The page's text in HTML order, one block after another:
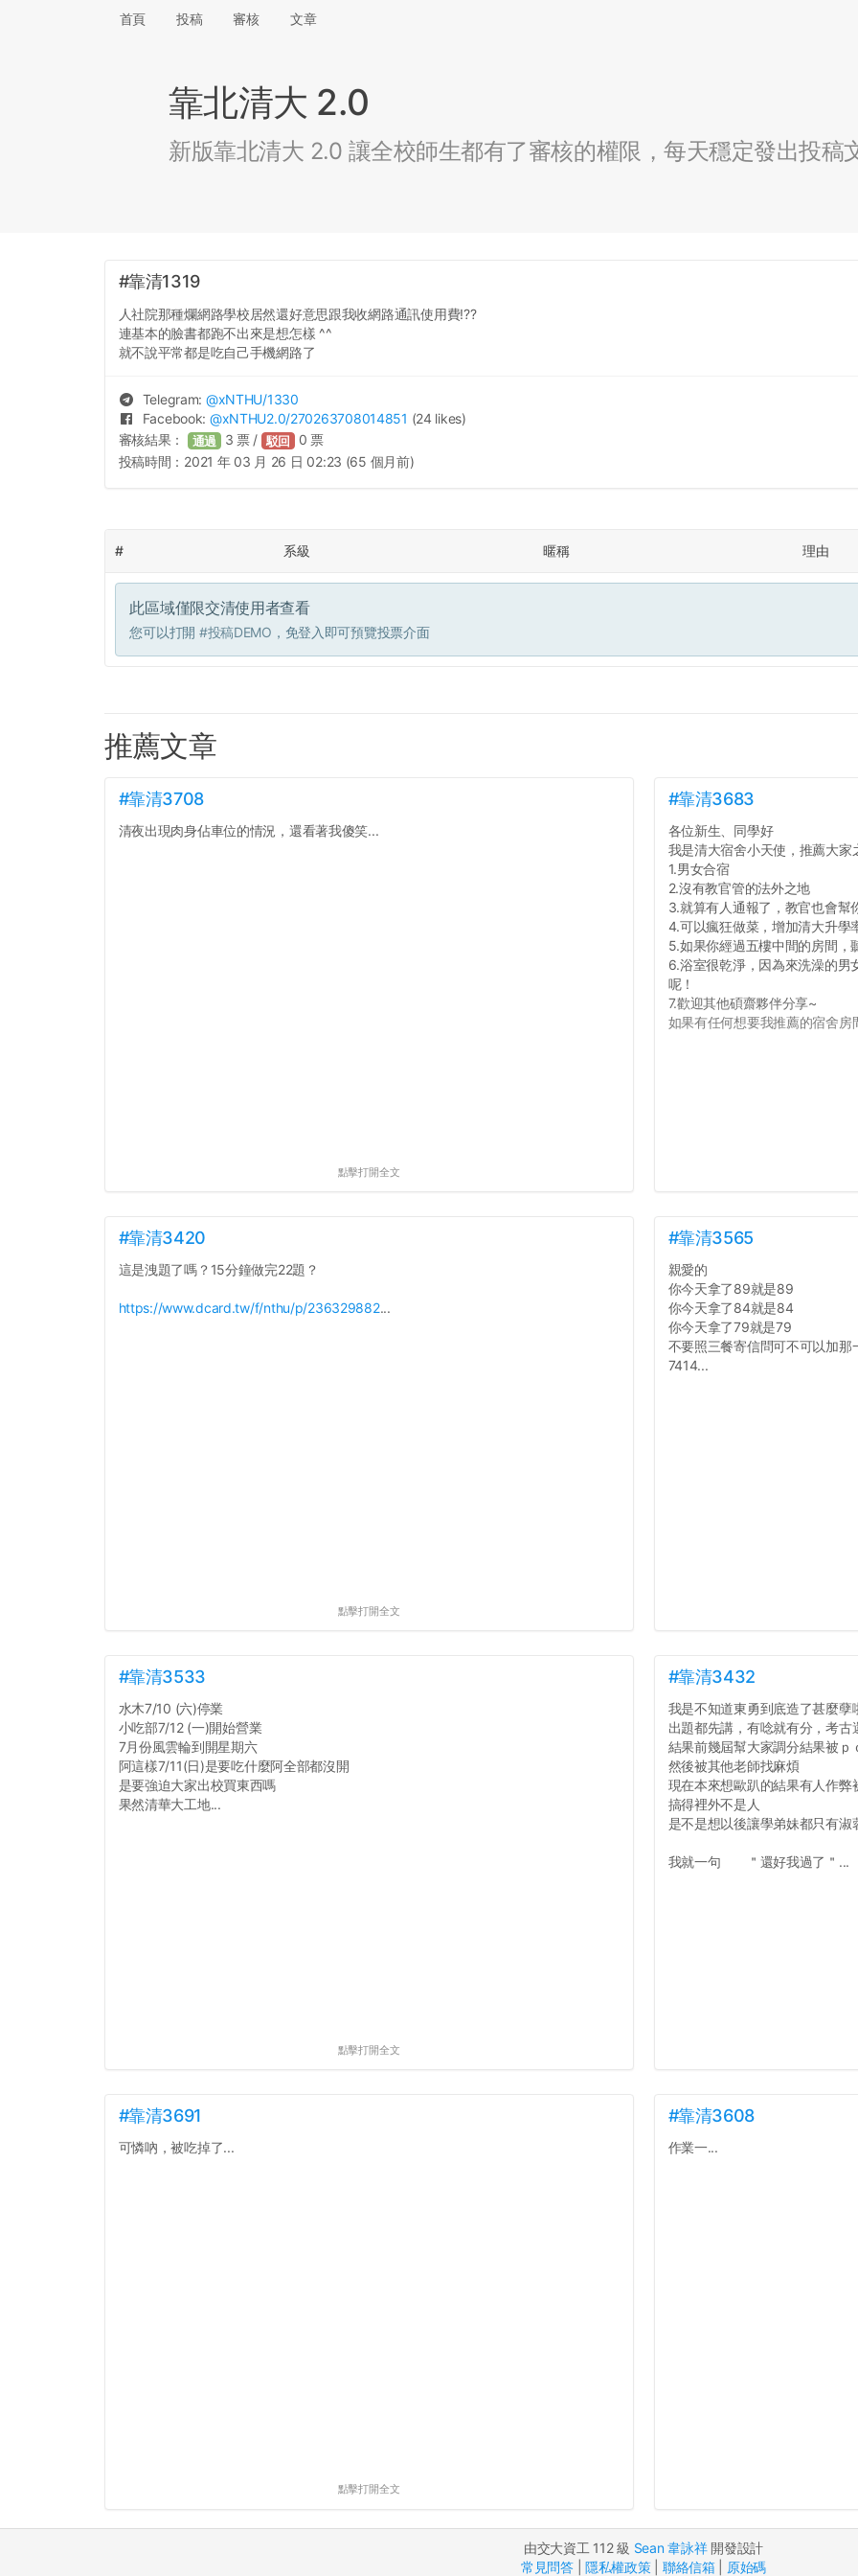
首頁 投稿 審核 文章
靠北清大 2.0
新版靠北清大 2.0 讓全校師生都有了審核的權限，每天穩定發出投稿
#靠清1319
人社院那種爛網路學校居然還好意思跟我收網路通訊使用費!??
連基本的臉書都跑不出來是想怎樣 ^^
就不說平常都是吃自己手機網路了
Telegram: @xNTHU/1330
Facebook: @xNTHU2.0/270263708014851 (24 likes)
審核結果： 通過 3 票 / 駁回 0 票
投稿時間： 2021 年 03 月 26 日 02:23 (65 個月前)
# 系級 暱稱 理由
此區域僅限交清使用者查看
您可以打開 #投稿DEMO ，免登入即可預覽投票介面
推薦文章
#靠清3708
清夜出現肉身佔車位的情況，還看著我傻笑...
點擊打開全文
#靠清3683
各位新生、同學好
我是清大宿舍小天使，推薦大家
1.男女合宿
2.沒有教官管的法外之地
3.就算有人通報了，教官也會幫
4.可以瘋狂做菜，增加清大升學
5.如果你經過五樓中間的房間，
6.浴室很乾淨，因為來洗澡的男
呢！
7.歡迎其他碩齋夥伴分享~
如果有任何想要我推薦的宿舍房
#靠清3420
這是洩題了嗎？15分鐘做完22題？
https://www.dcard.tw/f/nthu/p/236329882...
點擊打開全文
#靠清3565
親愛的
你今天拿了89就是89
你今天拿了84就是84
你今天拿了79就是79
不要照三餐寄信問可不可以加那
7414...
#靠清3533
水木7/10 (六)停業
小吃部7/12 (一)開始營業
7月份風雲輪到開星期六
阿這樣7/11(日)是要吃什麼阿全部都沒開
是要強迫大家出校買東西嗎
果然清華大工地...
點擊打開全文
#靠清3432
我是不知道東勇到底造了甚麼孽
出題都先講，有唸就有分，考古
結果前幾屆幫大家調分結果被ｐ
然後被其他老師找麻煩
現在本來想歐趴的結果有人作弊
搞得裡外不是人
是不是想以後讓學弟妹都只有淑
我就一句 ＂還好我過了＂...
#靠清3691
可憐吶，被吃掉了...
點擊打開全文
#靠清3608
作業一...
由交大資工 112 級 Sean 韋詠祥開發設計
常見問答|隱私權政策| 聯絡信箱| 原始碼